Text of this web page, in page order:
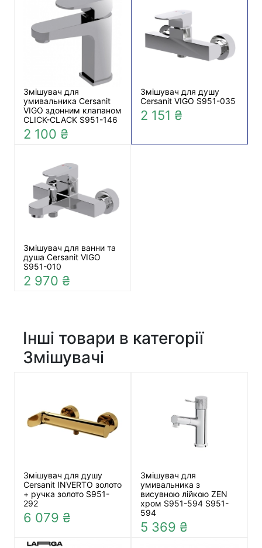
Змішувач для
умивальника Cersanit
VIGO здонним клапаном
CLICK-CLACK S951-146
2 100 ₴
Змішувач для душу
Cersanit VIGO S951-035
2 151 ₴
Змішувач для ванни та
душа Cersanit VIGO
S951-010
2 970 ₴
Інші товари в категорії
Змішувачі
Змішувач для душу
Cersanit INVERTO золото
+ ручка золото S951-
292
6 079 ₴
Змішувач для
умивальника з
висувною лійкою ZEN
хром S951-594 S951-
594
5 369 ₴